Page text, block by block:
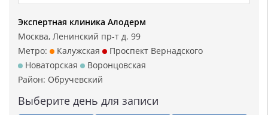
Экспертная клиника Алодерм
Москва, Ленинский пр-т д. 99
Метро:
Калужская
Проспект Вернадского
Новаторская
Воронцовская
Район: Обручевский
Выберите день для записи